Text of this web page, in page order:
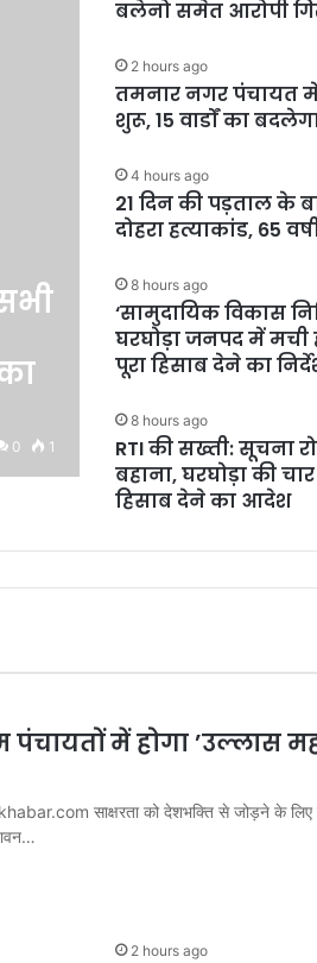
0 1
बलेनो समेत आरोपी
2 hours ago
तमनार नगर पंचायत में
शुरू, 15 वार्डों का
4 hours ago
21 दिन की पड़ताल के
दोहरा हत्याकांड, 65
8 hours ago
‘सामुदायिक विकास
घरघोड़ा जनपद में
पूरा हिसाब देने का
8 hours ago
RTI की सख्ती: सूचना
बहाना, घरघोड़ा की
हिसाब देने का आदेश
में होगा ’उल्लास
साक्षरता को देशभक्ति से जोड़ने के लिए
2 hours ago